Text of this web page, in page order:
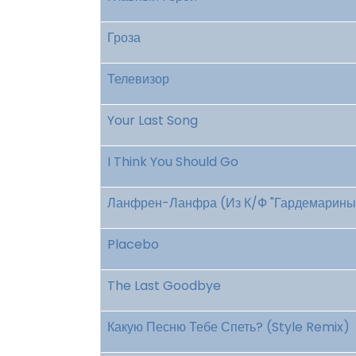
Гроза
Телевизор
Your Last Song
I Think You Should Go
Ланфрен-Ланфра (Из К/Ф
Placebo
The Last Goodbye
Какую Песню Тебе Спеть? (Style Remix)